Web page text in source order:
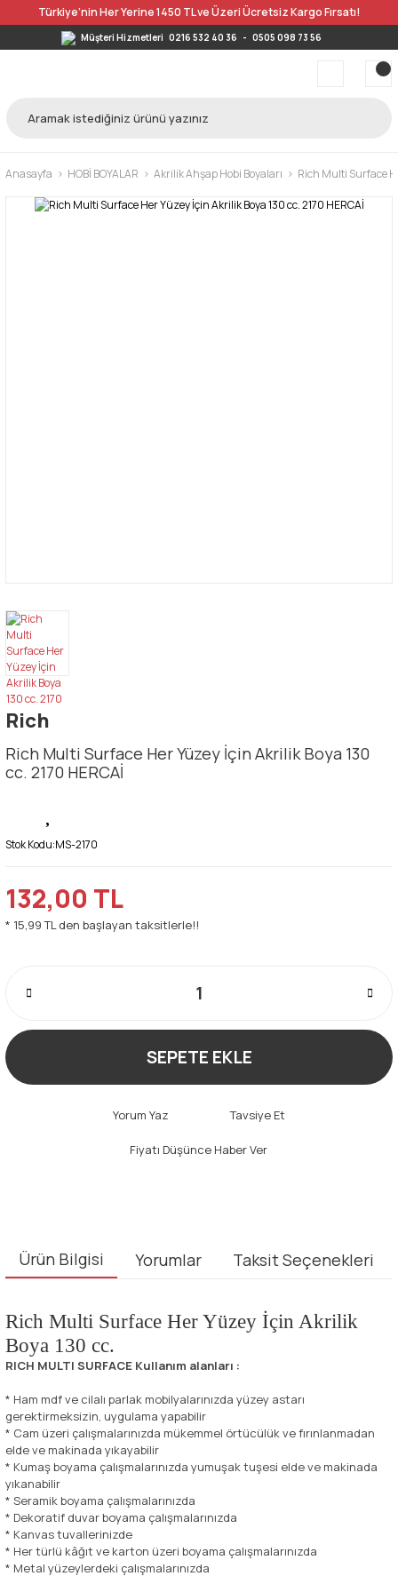
Türkiye’nin Her Yerine 1450 TL ve Üzeri Ücretsiz Kargo Fırsatı!
Müşteri Hizmetleri 0216 532 40 36 - 0505 098 73 56
Anasayfa HOBİ BOYALAR Akrilik Ahşap Hobi Boyaları Rich Multi Surface
Rich
Rich Multi Surface Her Yüzey İçin Akrilik Boya 130
cc. 2170 HERCAİ
Stok Kodu:MS-2170
132,00 TL
* 15,99 TL den başlayan taksitlerle!!
SEPETE EKLE
Yorum Yaz Tavsiye Et
Fiyatı Düşünce Haber Ver
Ürün Bilgisi Yorumlar Taksit Seçenekleri
Rich Multi Surface Her Yüzey İçin Akrilik
Boya 130 cc.
RICH MULTI SURFACE Kullanım alanları :
* Ham mdf ve cilalı parlak mobilyalarınızda yüzey astarı
gerektirmeksizin, uygulama yapabilir
* Cam üzeri çalışmalarınızda mükemmel örtücülük ve fırınlanmadan
elde ve makinada yıkayabilir
* Kumaş boyama çalışmalarınızda yumuşak tuşesi elde ve makinada
yıkanabilir
* Seramik boyama çalışmalarınızda
* Dekoratif duvar boyama çalışmalarınızda
* Kanvas tuvallerinizde
* Her türlü kâğıt ve karton üzeri boyama çalışmalarınızda
* Metal yüzeylerdeki çalışmalarınızda